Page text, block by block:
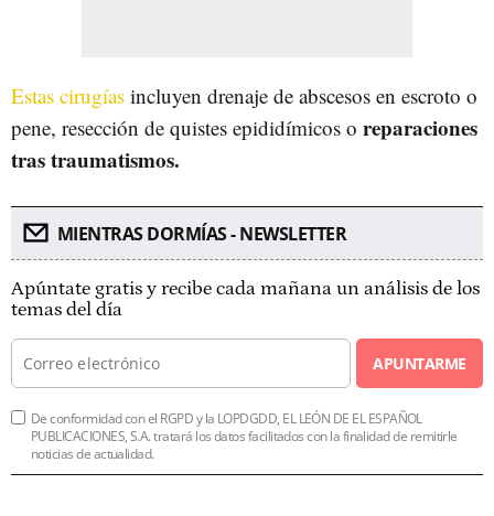
Estas cirugías incluyen drenaje de abscesos en escroto o
pene, resección de quistes epididímicos o reparaciones
tras traumatismos.
MIENTRAS DORMÍAS - NEWSLETTER
Apúntate gratis y recibe cada mañana un análisis de los
temas del día
APUNTARME
De conformidad con el RGPD y la LOPDGDD, EL LEÓN DE EL ESPAÑOL
PUBLICACIONES, S.A. tratará los datos facilitados con la finalidad de remitirle
noticias de actualidad.